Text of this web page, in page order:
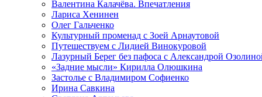
Валентина Калачёва. Впечатления
Лариса Хенинен
Олег Гальченко
Культурный променад с Зоей Арнаутовой
Путешествуем с Лидией Винокуровой
Лазурный Берег без пафоса с Александрой
«Задние мысли» Кирилла Олюшкина
Застолье с Владимиром Софиенко
Ирина Савкина